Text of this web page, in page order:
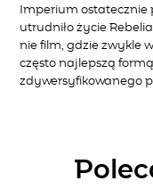
Imperium ostatecznie
utrudniło życie
nie film, gdzie zwykle
często najlepszą
zdywersyfikowanego